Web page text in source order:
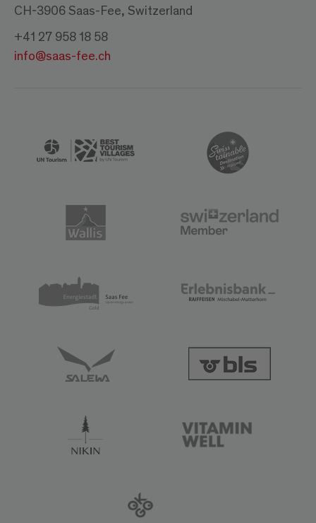
CH-3906 Saas-Fee, Switzerland
+41 27 958 18 58
info@saas-fee.ch